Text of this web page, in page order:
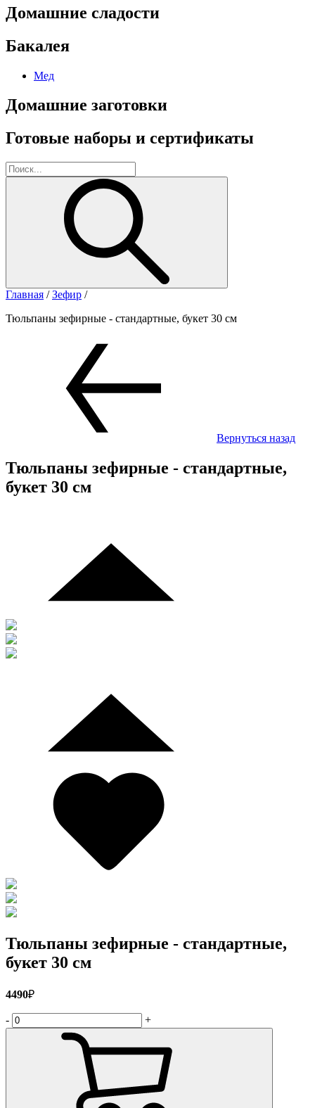
Домашние сладости
Бакалея
Мед
Домашние заготовки
Готовые наборы и сертификаты
Главная / Зефир /
Тюльпаны зефирные - стандартные, букет 30 см
Вернуться назад
Тюльпаны зефирные - стандартные,
букет 30 см
Тюльпаны зефирные - стандартные,
букет 30 см
4490₽
- +